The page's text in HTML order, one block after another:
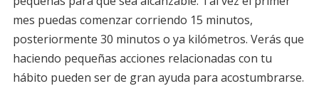
mes puedas comenzar corriendo 15 minutos,
posteriormente 30 minutos o ya kilómetros. Verás que
haciendo pequeñas acciones relacionadas con tu
hábito pueden ser de gran ayuda para acostumbrarse.